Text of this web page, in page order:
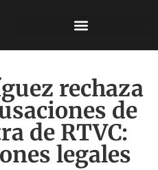
rechaza
de
de RTVC:
legales